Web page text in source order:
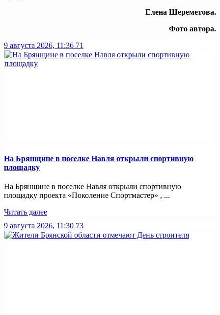
Елена Шереметова.
Фото автора.
9 августа 2026, 11:36 71
На Брянщине в поселке Навля открыли спортивную
площадку
На Брянщине в поселке Навля открыли спортивную
площадку проекта «Поколение Спортмастер» , ...
Читать далее
9 августа 2026, 11:30 73